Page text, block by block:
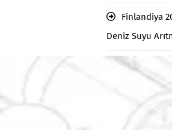
Finlandiya
Deniz Suyu